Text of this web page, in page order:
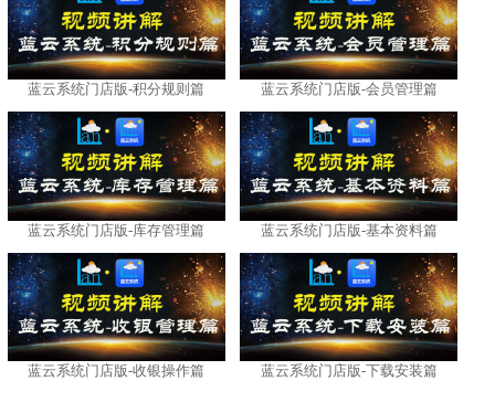
蓝云系统门店版-积分规则篇 蓝云系统门店版-会员管理篇
蓝云系统门店版-库存管理篇 蓝云系统门店版-基本资料篇
蓝云系统门店版-收银操作篇 蓝云系统门店版-下载安装篇